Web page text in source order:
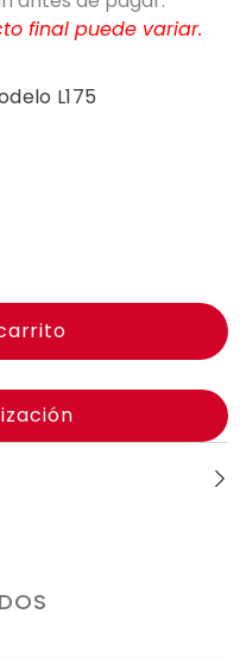
final puede variar.
L175